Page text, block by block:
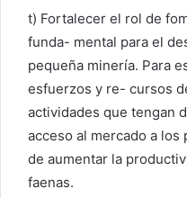
t) Fortalecer el rol de
funda- mental para el
pequeña minería. Para
esfuerzos y re- cursos
actividades que tengan
acceso al mercado a los
de aumentar la
faenas.